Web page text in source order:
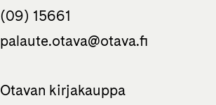
(09) 15661
palaute.otava­@otava.fi
Otavan kirjakauppa